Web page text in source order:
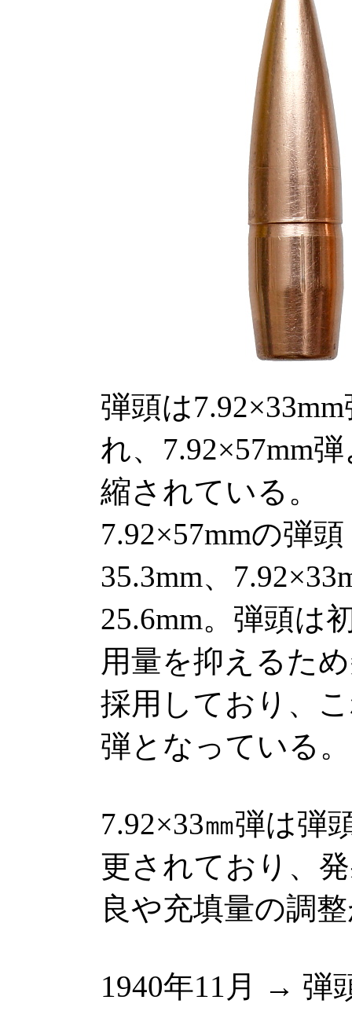
弾頭は
れ、7.92×57mm
縮されている。
7.92×57mmの弾
35.3mm、
25.6mm。弾頭は
用量を抑えるた
採用しており、
弾となっている。
7.92×33㎜弾は弾
更されており、
良や充填量の調
1940年11月 → 弾